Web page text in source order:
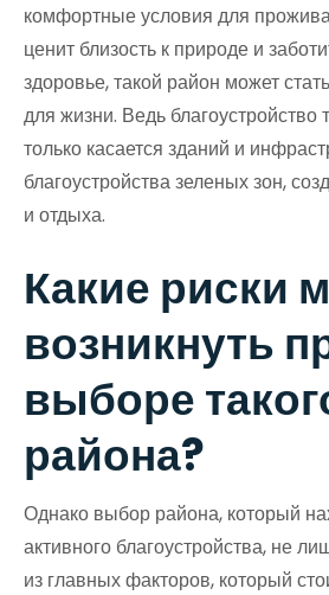
комфортные условия для
ценит близость к природе и
здоровье, такой район может
для жизни. Ведь благоустройство
только касается зданий и
благоустройства зеленых зон,
и отдыха.
Какие риски
возникнуть
выборе
района?
Однако выбор района, который
активного благоустройства, не
из главных факторов, который